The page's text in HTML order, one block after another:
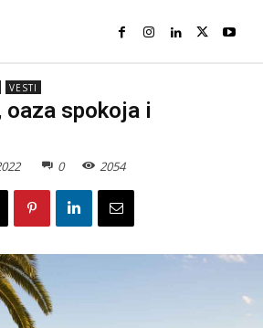
VESTI
spokoja i
0 2054